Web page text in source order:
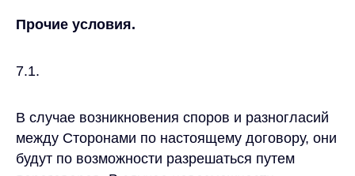
Прочие условия.
7.1.
В случае возникновения споров и разногласий
между Сторонами по настоящему договору, они
будут по возможности разрешаться путем